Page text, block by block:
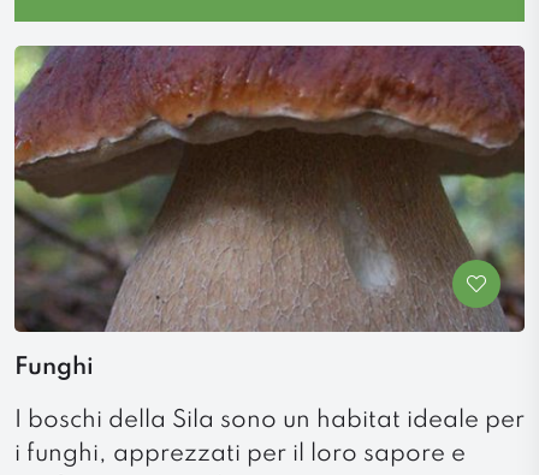
Funghi
I boschi della Sila sono un habitat ideale per
i funghi, apprezzati per il loro sapore e